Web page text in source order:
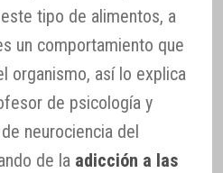
tipo de alimentos, a
un comportamiento que
organismo, así lo explica
de psicología y
neurociencia del
de la adicción a las